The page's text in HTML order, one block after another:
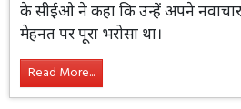
के सीईओ ने कहा कि उन्हें अपने
मेहनत पर पूरा भरोसा था।
Read More...